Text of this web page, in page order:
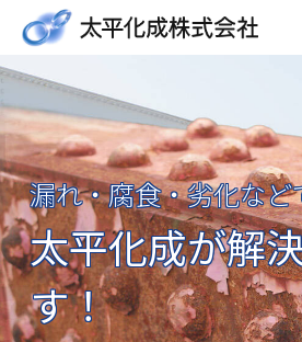
漏れ・腐食・劣化な
太平化成が解
す！